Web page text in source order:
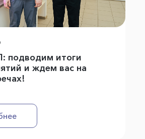
подводим итоги
и ждем вас на